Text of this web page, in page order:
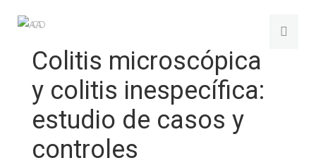
Colitis microscópica
y colitis inespecífica:
estudio de casos y
controles